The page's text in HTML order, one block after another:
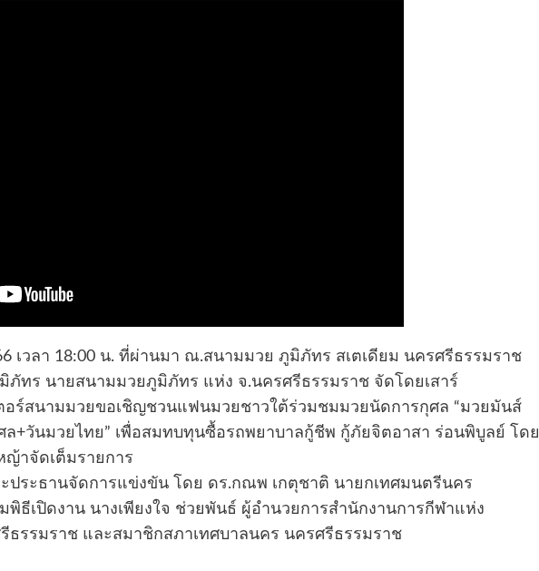
เวลา 18:00 น. ที่ผ่านมา ณ.สนามมวย ภูมิภัทร สเตเดียม นครศรีธรรมราช
ภัทร นายสนามมวยภูมิภัทร แห่ง จ.นครศรีธรรมราช จัดโดยเสาร์
อร์สนามมวยขอเชิญชวนแฟนมวยชาวใต้ร่วมชมมวยนัดการกุศล “มวยมันส์
+วันมวยไทย” เพื่อสมทบทุนซื้อรถพยาบาลกู้ชีพ กู้ภัยจิตอาสา ร่อนพิบูลย์ โดย
าจัดเต็มรายการ
ประธานจัดการแข่งขัน โดย ดร.กณพ เกตุชาติ นายกเทศมนตรีนคร
พิธีเปิดงาน นางเพียงใจ ช่วยพันธ์ ผู้อำนวยการสำนักงานการกีฬาแห่ง
ธรรมราช และสมาชิกสภาเทศบาลนคร นครศรีธรรมราช